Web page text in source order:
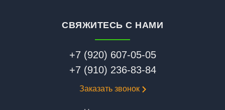
СВЯЖИТЕСЬ С НАМИ
+7 (920) 607-05-05
+7 (910) 236-83-84
Заказать звонок